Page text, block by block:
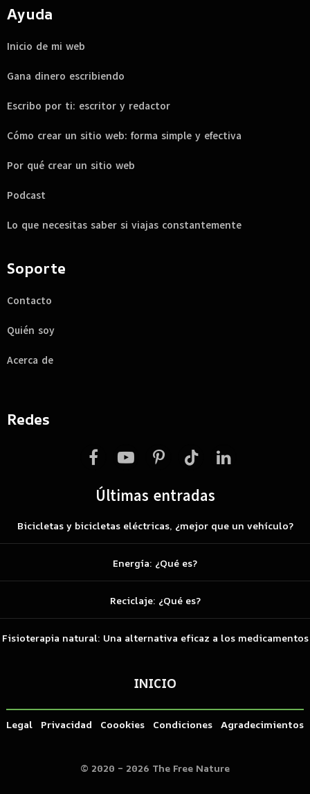
Ayuda
Inicio de mi web
Gana dinero escribiendo
Escribo por ti: escritor y redactor
Cómo crear un sitio web: forma simple y efectiva
Por qué crear un sitio web
Podcast
Lo que necesitas saber si viajas constantemente
Soporte
Contacto
Quién soy
Acerca de
Redes
FacebookYouTubePinterestTikTok LinkedIn
Últimas entradas
Bicicletas y bicicletas eléctricas, ¿mejor que un vehículo?
Energía: ¿Qué es?
Reciclaje: ¿Qué es?
Fisioterapia natural: Una alternativa eficaz a los medicamentos
INICIO
Legal Privacidad Coookies Condiciones Agradecimientos
© 2020 – 2026 The Free Nature